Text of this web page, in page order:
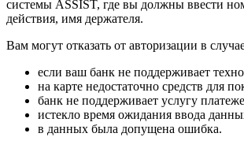
системы ASSIST, где вы должны ввести
действия, имя держателя.
Вам могут отказать от авторизации в
если ваш банк не поддерживает
на карте недостаточно средств для
банк не поддерживает услугу
истекло время ожидания ввода
в данных была допущена ошибка.